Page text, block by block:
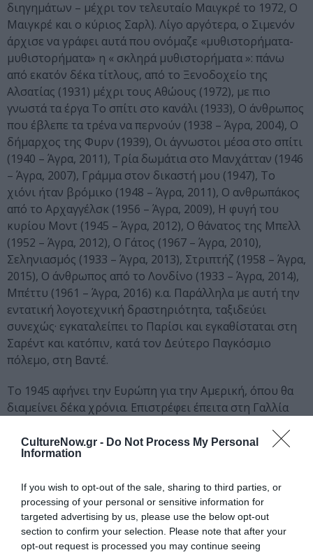
CultureNow.gr - Do Not Process My Personal
Information
If you wish to opt-out of the sale, sharing to third parties, or
processing of your personal or sensitive information for
targeted advertising by us, please use the below opt-out
section to confirm your selection. Please note that after your
opt-out request is processed you may continue seeing
διηγημάτων – μέχρι τον τελευταίο Μαιγκρέ το 1972, Ο
Μαιγκρέ και ο κύριος Σαρλ). Λίγο αργότερα, ο Σιμενόν
άρχισε να γράφει αυτά που ονόμαζε «μυθιστορήματα-
μυθιστορήματα» η « σκληρά μυθιστορήματα »: πάνω
από εκατόν δέκα τίτλους, από το Ξενοδοχείο της
Αλσατίας (1931) μέχρι τους Αθώους (1972), με πιο
γνωστά τα έργα Το σπίτι στο κανάλι (1933), Ο άνθρωπος
που έβλεπε τα τρένα να περνούν (1938 – Άγρα, 2004), Ο
δήμαρχος της Φυρν (1939), Οι άγνωστοι μέσα στο σπίτι
(1940 – Άγρα, 2011), Τρία δωμάτια στο Μανχάτταν (1946
– Άγρα, 2007), Γράμμα στον δικαστή μου (1947), Το
χιόνι ήταν βρόμικο (1948 – Άγρα, 2011), Ο ανθρωπάκος
από το Αρχαγγέλσκ (1956 – Άγρα, 2009), Η φυγή του
κυρίου Μοντ (1945 – Άγρα, 2012), Ο θάνατος της Μπελλ
(1952 – Άγρα, 2012), Ο Γάτος (1967 – Άγρα, 2010),
Σεληνιασμός (1933 – Άγρα, 2013), Στριπτήζ (1958 – Άγρα,
2015), Ο άνθρωπος από το Λονδίνο (1933 – Άγρα, 2014),
Μπέττυ (1961 – Άγρα, 2016) κ.α. Παράλληλα με αυτή την
εντατική λογοτεχνική δραστηριότητα, ταξιδεύει
συνεχώς· εγκαταλείπει το Παρίσι και εγκαθίσταται στη
Σαρέντ και κατόπιν, κατά τον Δεύτερο Παγκόσμιο
πόλεμο, στη Βαντέ.
Το 1945 αφήνει την Ευρώπη για την Αμερική, όπου θα
διαμείνει δέκα χρόνια. Επιστρέφει έπειτα στη Γαλλία
αποφασίζει να σταματήσει το γράψιμο. Με τη χρήση
ενός μαγνητοφώνου αφοσιώθηκε έκτοτε στις
ογκώδη απομνημονεύματά του Mémoires intimes
(1981). Πέθανε στη Λωζάννη το 1989. Πολλά
μυθιστορήματά του έχουν διασκευαστεί για τον
κινηματογράφο και την τηλεόραση.